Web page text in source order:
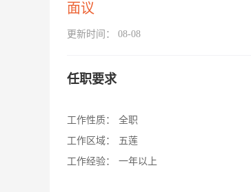
面议
更新时间： 08-08
任职要求
工作性质：
全职
工作区域：
五莲
工作经验：
一年以上